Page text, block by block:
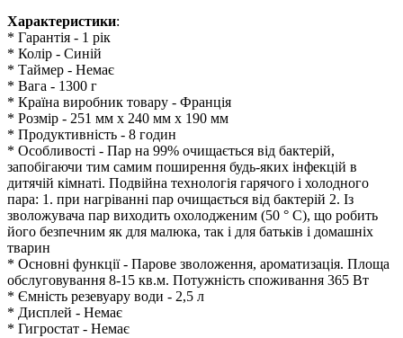
Характеристики:
* Гарантія - 1 рік
* Колір - Синій
* Таймер - Немає
* Вага - 1300 г
* Країна виробник товару - Франція
* Розмір - 251 мм x 240 мм x 190 мм
* Продуктивність - 8 годин
* Особливості - Пар на 99% очищається від бактерій,
запобігаючи тим самим поширення будь-яких інфекцій в
дитячій кімнаті. Подвійна технологія гарячого і холодного
пара: 1. при нагріванні пар очищається від бактерій 2. Із
зволожувача пар виходить охолодженим (50 ° С), що робить
його безпечним як для малюка, так і для батьків і домашніх
тварин
* Основні функції - Парове зволоження, ароматизація. Площа
обслуговування 8-15 кв.м. Потужність споживання 365 Вт
* Ємність резевуару води - 2,5 л
* Дисплей - Немає
* Гигростат - Немає